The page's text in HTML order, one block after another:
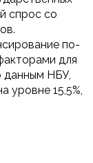
спрос со
по-
для
данным НБУ,
уровне 15,5%,